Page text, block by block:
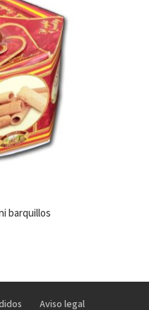
barquillos
Aviso legal